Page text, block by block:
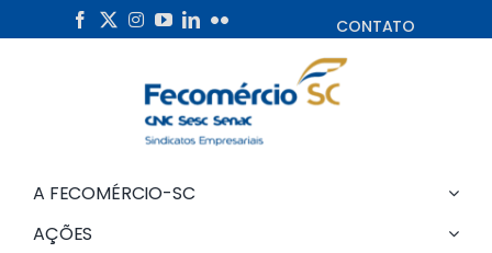
to
CONTATO
A FECOMÉRCIO-SC
AÇÕES